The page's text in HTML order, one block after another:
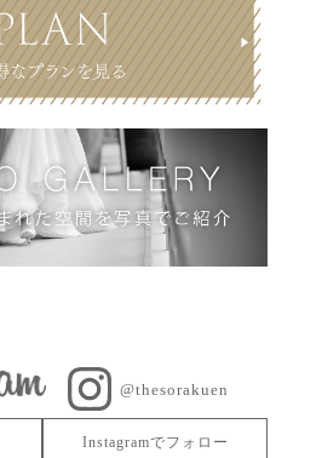
@thesorakuen
Instagramでフォロー